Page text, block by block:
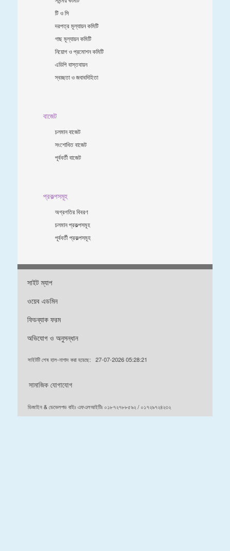
টি ও সি
দরপত্র মূল্যায়ন কমিটি
গাছ মূল্যায়ন কমিটি
নিয়োগ ও প্রমোশন কমিটি
এডিপি বাস্তবায়ন
স্বচ্ছতা ও জবাবদিহিতা
বাজেট
চলমান বাজেট
সংশোধিত বাজেট
পূর্ববর্তী বাজেট
প্রকল্পসমূহ
অগ্রগতির বিবরণ
চলমান প্রকল্পসমূহ
পূর্ববর্তী প্রকল্পসমূহ
সাইট ম্যাপ
ওয়েব এডমিন
ফিডব্যাক ফরম
অভিযোগ ও অনুসন্ধান
সাইটটি শেষ হাল-নাগাদ করা হয়েছে: 27-07-2026 05:28:21
সামাজিক যোগাযোগ
ডিজাইন & ডেভেলপড বাইঃ এফএলআইটিঃ ০১৮৭২৭৮৮৫৯২ / ০১৭২৯৭২৪২৩২